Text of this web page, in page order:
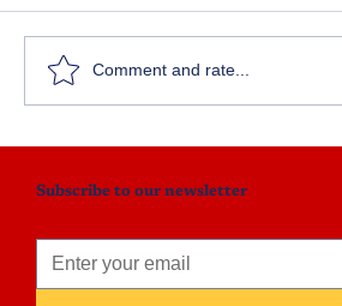
Comment and rate...
Subscribe to our newsletter